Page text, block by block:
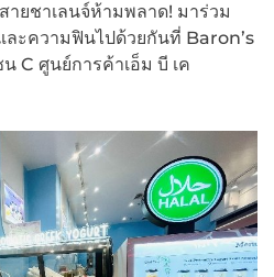
ายชาเลนจ์ห้ามพลาด! มาร่วม
ะความฟินไปด้วยกันที่ Baron’s
C ศูนย์การค้าเอ็ม บี เค